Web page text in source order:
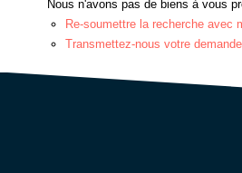
Nous n'avons pas de biens à vous
Re-soumettre la recherche avec
Transmettez-nous votre demande